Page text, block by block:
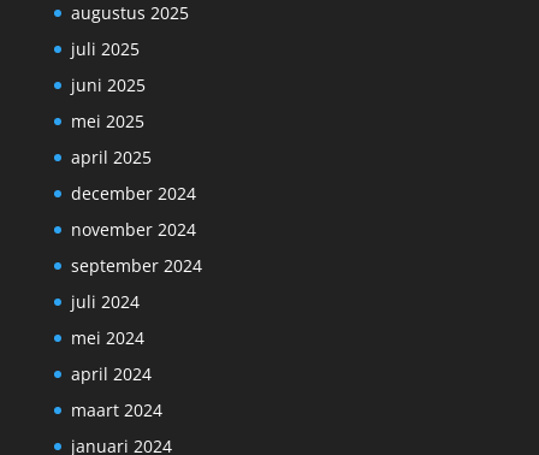
augustus 2025
juli 2025
juni 2025
mei 2025
april 2025
december 2024
november 2024
september 2024
juli 2024
mei 2024
april 2024
maart 2024
januari 2024